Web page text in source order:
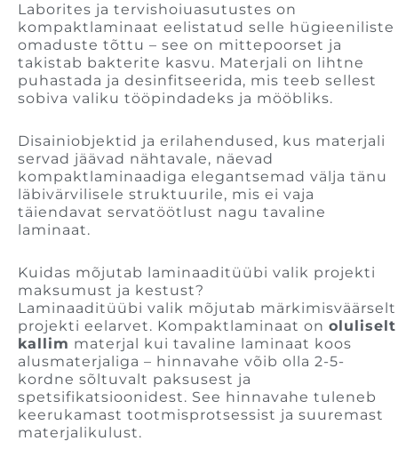
Laborites ja tervishoiuasutustes on
kompaktlaminaat eelistatud selle hügieeniliste
omaduste tõttu – see on mittepoorset ja
takistab bakterite kasvu. Materjali on lihtne
puhastada ja desinfitseerida, mis teeb sellest
sobiva valiku tööpindadeks ja mööbliks.
Disainiobjektid ja erilahendused, kus materjali
servad jäävad nähtavale, näevad
kompaktlaminaadiga elegantsemad välja tänu
läbivärvilisele struktuurile, mis ei vaja
täiendavat servatöötlust nagu tavaline
laminaat.
Kuidas mõjutab laminaaditüübi valik projekti
maksumust ja kestust?
Laminaaditüübi valik mõjutab märkimisväärselt
projekti eelarvet. Kompaktlaminaat on oluliselt
kallim materjal kui tavaline laminaat koos
alusmaterjaliga – hinnavahe võib olla 2-5-
kordne sõltuvalt paksusest ja
spetsifikatsioonidest. See hinnavahe tuleneb
keerukamast tootmisprotsessist ja suuremast
materjalikulust.